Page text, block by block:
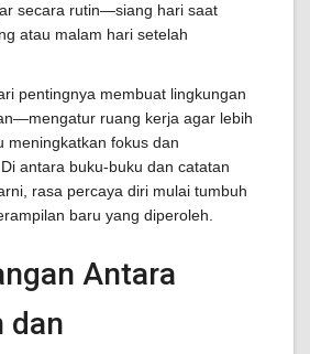
secara rutin—siang hari saat
atau malam hari setelah
pentingnya membuat lingkungan
ruang kerja agar lebih
meningkatkan fokus dan
antara buku-buku dan catatan
rasa percaya diri mulai tumbuh
baru yang diperoleh.
Antara
dan